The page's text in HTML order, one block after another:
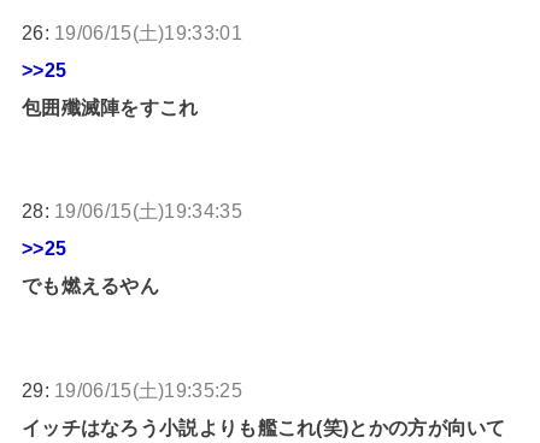
26: 19/06/15(土)19:33:01
>>25
包囲殲滅陣をすこれ
28: 19/06/15(土)19:34:35
>>25
でも燃えるやん
29: 19/06/15(土)19:35:25
イッチはなろう小説よりも艦これ(笑)とかの方が向いて